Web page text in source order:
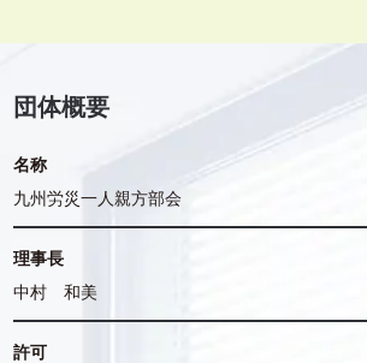
団体概要
名称
九州労災一人親方部会
理事長
中村 和美
許可